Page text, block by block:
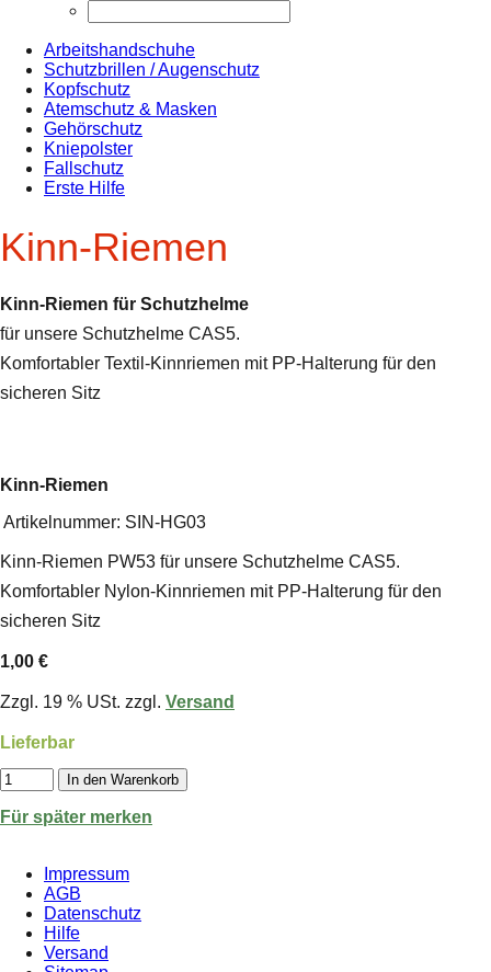
Arbeitshandschuhe
Schutzbrillen / Augenschutz
Kopfschutz
Atemschutz & Masken
Gehörschutz
Kniepolster
Fallschutz
Erste Hilfe
Kinn-Riemen
Kinn-Riemen für Schutzhelme
für unsere Schutzhelme CAS5.
Komfortabler Textil-Kinnriemen mit PP-Halterung für den
sicheren Sitz
Kinn-Riemen
Artikelnummer: SIN-HG03
Kinn-Riemen PW53 für unsere Schutzhelme CAS5.
Komfortabler Nylon-Kinnriemen mit PP-Halterung für den
sicheren Sitz
1,00 €
Zzgl. 19 % USt. zzgl. Versand
Lieferbar
In den Warenkorb
Für später merken
Impressum
AGB
Datenschutz
Hilfe
Versand